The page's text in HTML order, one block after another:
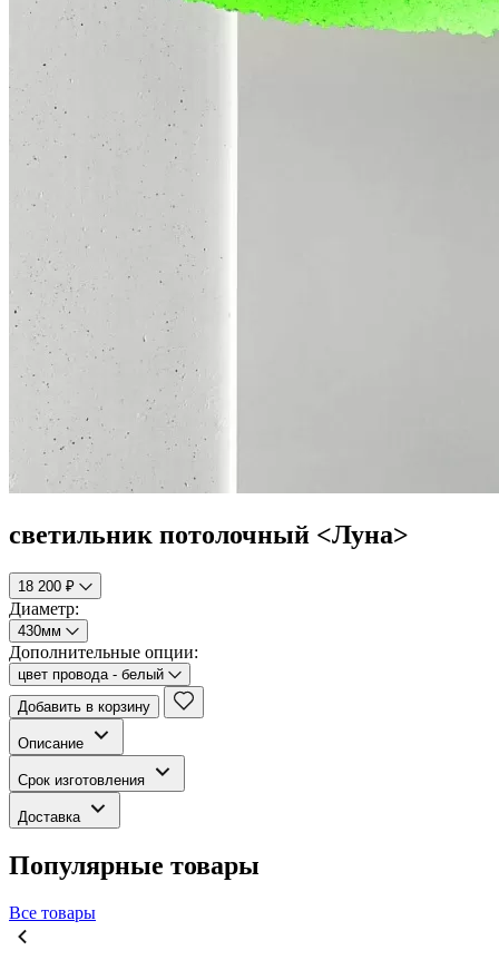
светильник потолочный <Луна>
18 200 ₽
Диаметр:
430мм
Дополнительные опции:
цвет провода - белый
Добавить в корзину
Описание
Срок изготовления
Доставка
Популярные товары
Все товары